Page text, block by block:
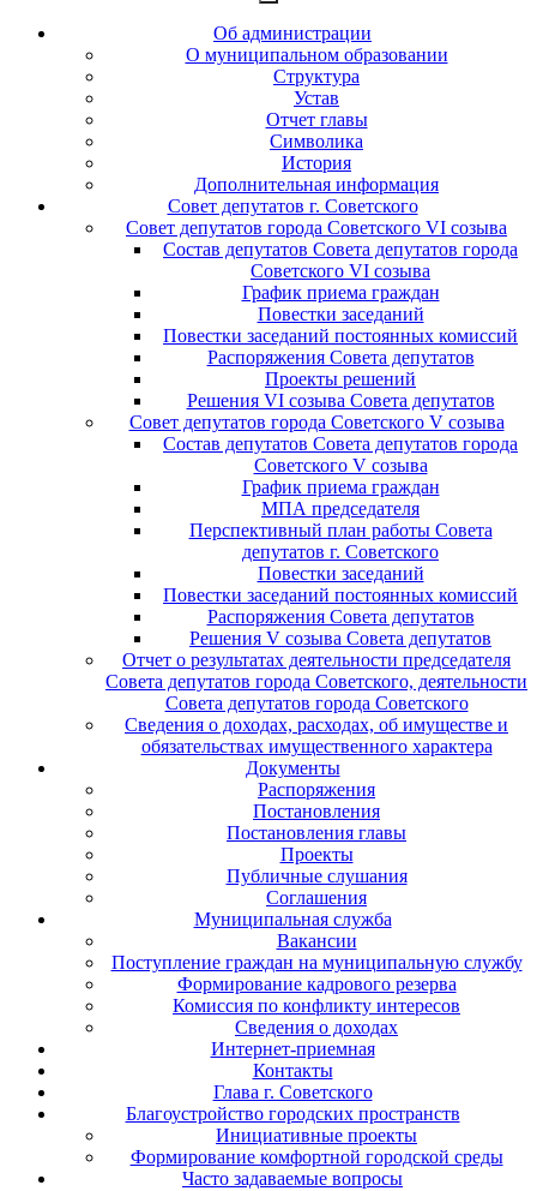
Об администрации
О муниципальном образовании
Структура
Устав
Отчет главы
Символика
История
Дополнительная информация
Совет депутатов г. Советского
Совет депутатов города Советского VI созыва
Состав депутатов Совета депутатов города
Советского VI созыва
График приема граждан
Повестки заседаний
Повестки заседаний постоянных комиссий
Распоряжения Совета депутатов
Проекты решений
Решения VI созыва Совета депутатов
Совет депутатов города Советского V созыва
Состав депутатов Совета депутатов города
Советского V созыва
График приема граждан
МПА председателя
Перспективный план работы Совета
депутатов г. Советского
Повестки заседаний
Повестки заседаний постоянных комиссий
Распоряжения Совета депутатов
Решения V созыва Совета депутатов
Отчет о результатах деятельности председателя
Совета депутатов города Советского, деятельности
Совета депутатов города Советского
Сведения о доходах, расходах, об имуществе и
обязательствах имущественного характера
Документы
Распоряжения
Постановления
Постановления главы
Проекты
Публичные слушания
Соглашения
Муниципальная служба
Вакансии
Поступление граждан на муниципальную службу
Формирование кадрового резерва
Комиссия по конфликту интересов
Сведения о доходах
Интернет-приемная
Контакты
Глава г. Советского
Благоустройство городских пространств
Инициативные проекты
Формирование комфортной городской среды
Часто задаваемые вопросы